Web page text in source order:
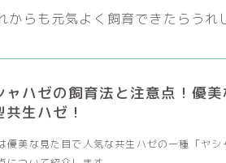
らも元気よく飼育できたらうれ
ャハゼの飼育法と注意点！優
共生ハゼ！
優美な見た目で人気な共生ハゼの一種「ヤシ